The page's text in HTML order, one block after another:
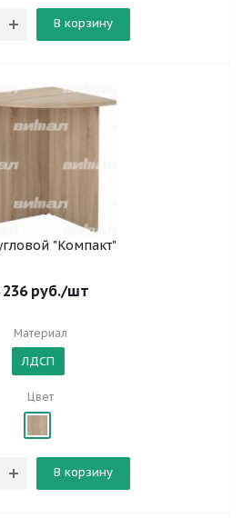
В корзину
"Компакт"
236руб./шт
Материал
ЛДСП
Цвет
В корзину